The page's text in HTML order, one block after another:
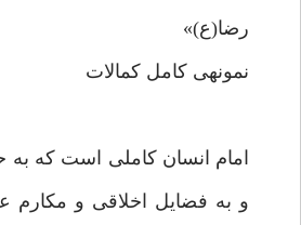
رضا(ع)»
نمونه‏ى كامل كمالات
امام انسان كاملى است كه به
و به فضايل اخلاقى و مكارم